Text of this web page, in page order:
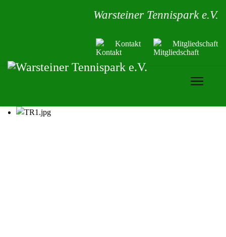
Warsteiner Tennispark e.V.
Kontakt Mitgliedschaft